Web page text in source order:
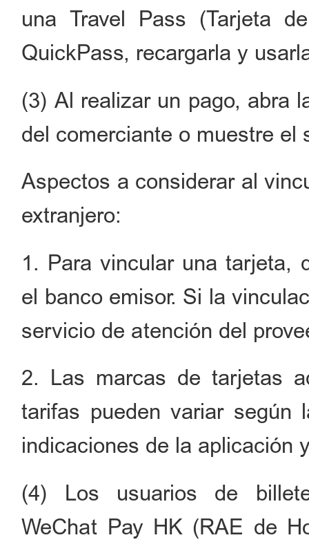
una Travel Pass (Tarjeta
QuickPass, recargarla y
(3) Al realizar un pago, abra
del comerciante o muestre el
Aspectos a considerar al
extranjero:
1. Para vincular una tarjeta,
el banco emisor. Si la
servicio de atención del
2. Las marcas de tarjetas
tarifas pueden variar según
indicaciones de la aplicación
(4) Los usuarios de
WeChat Pay HK (RAE de